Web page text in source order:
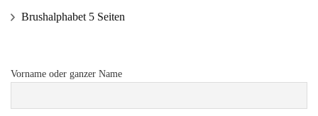
Brushalphabet 5 Seiten
Vorname oder ganzer Name